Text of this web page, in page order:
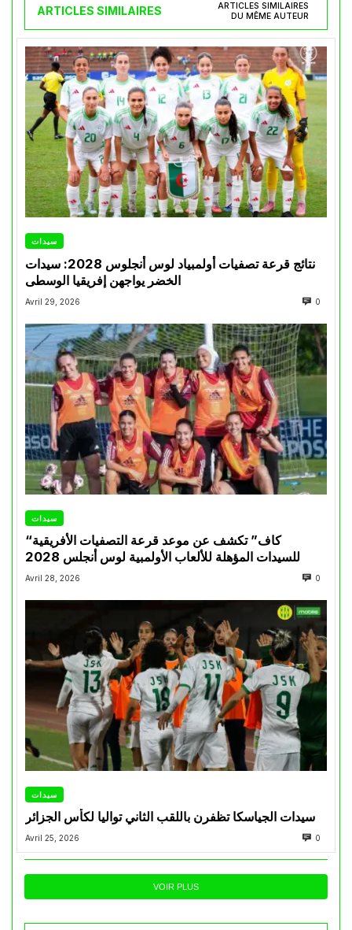
ARTICLES SIMILAIRES
ARTICLES SIMILAIRES
DU MÊME AUTEUR
سيدات
نتائج قرعة تصفيات أولمبياد لوس أنجلوس 2028: سيدات
الخضر يواجهن إفريقيا الوسطى
Avril 29, 2026 0
سيدات
“كاف” تكشف عن موعد قرعة التصفيات الأفريقية
للسيدات المؤهلة للألعاب الأولمبية لوس أنجلس 2028
Avril 28, 2026 0
سيدات
سيدات الجياسكا تظفرن باللقب الثاني تواليا لكأس الجزائر
Avril 25, 2026 0
VOIR PLUS